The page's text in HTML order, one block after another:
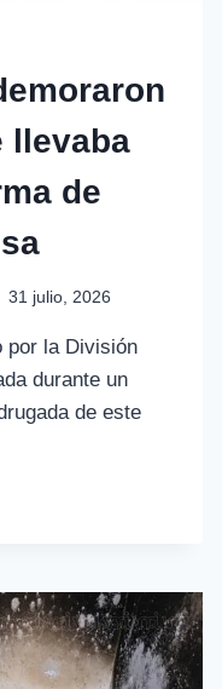
llevaba
de
31 julio, 2026
por la División
durante un
de este